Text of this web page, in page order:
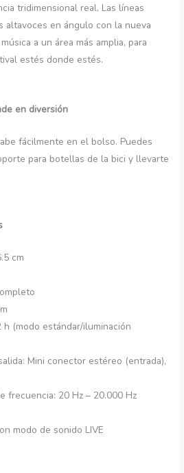
tridimensional real. Las líneas
altavoces en ángulo con la nueva
a un área más amplia, para
estés donde estés.
en diversión
fácilmente en el bolso. Puedes
para botellas de la bici y llevarte
cm
(modo estándar/iluminación
Mini conector estéreo (entrada),
frecuencia: 20 Hz – 20.000 Hz
modo de sonido LIVE